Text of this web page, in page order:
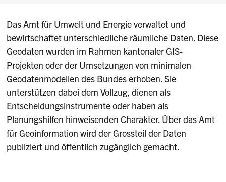
Das Amt für Umwelt und Energie verwaltet und
bewirtschaftet unterschiedliche räumliche Daten. Diese
Geodaten wurden im Rahmen kantonaler GIS-
Projekten oder der Umsetzungen von minimalen
Geodatenmodellen des Bundes erhoben. Sie
unterstützen dabei dem Vollzug, dienen als
Entscheidungsinstrumente oder haben als
Planungshilfen hinweisenden Charakter. Über das Amt
für Geoinformation wird der Grossteil der Daten
publiziert und öffentlich zugänglich gemacht.